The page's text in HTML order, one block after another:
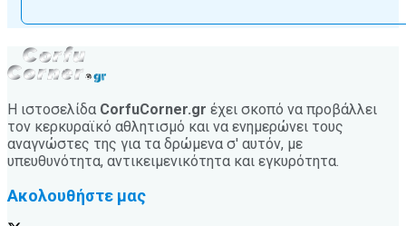
Η ιστοσελίδα CorfuCorner.gr έχει σκοπό να προβάλλει
τον κερκυραϊκό αθλητισμό και να ενημερώνει τους
αναγνώστες της για τα δρώμενα σ' αυτόν, με
υπευθυνότητα, αντικειμενικότητα και εγκυρότητα.
Ακολουθήστε μας